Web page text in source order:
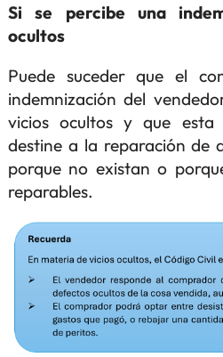
Si se percibe una
ocultos
Puede suceder que el
indemnización del
vicios ocultos y que esta
destine a la reparación de
porque no existan o
reparables.